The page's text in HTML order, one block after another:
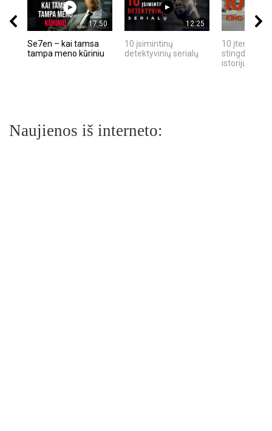
17:50
Se7en – kai tamsa
tampa meno kūriniu
12:25
10 įsimintinų
detektyvinių serialų
10 įtemptų,
stingdančių
istorijų
Naujienos iš interneto: